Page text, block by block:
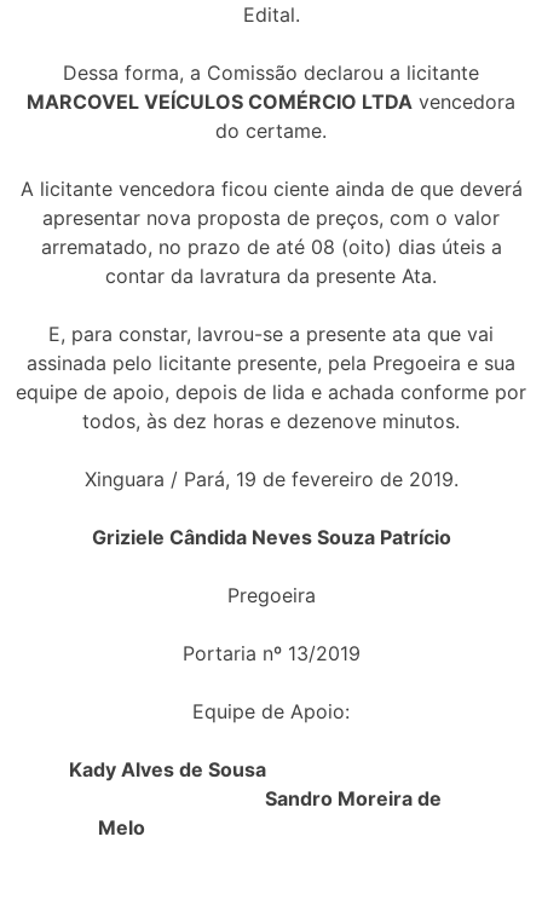
Edital.
Dessa forma, a Comissão declarou a licitante
MARCOVEL VEÍCULOS COMÉRCIO LTDA vencedora
do certame.
A licitante vencedora ficou ciente ainda de que deverá
apresentar nova proposta de preços, com o valor
arrematado, no prazo de até 08 (oito) dias úteis a
contar da lavratura da presente Ata.
E, para constar, lavrou-se a presente ata que vai
assinada pelo licitante presente, pela Pregoeira e sua
equipe de apoio, depois de lida e achada conforme por
todos, às dez horas e dezenove minutos.
Xinguara / Pará, 19 de fevereiro de 2019.
Griziele Cândida Neves Souza Patrício
Pregoeira
Portaria nº 13/2019
Equipe de Apoio:
Kady Alves de Sousa
Sandro Moreira de
Melo